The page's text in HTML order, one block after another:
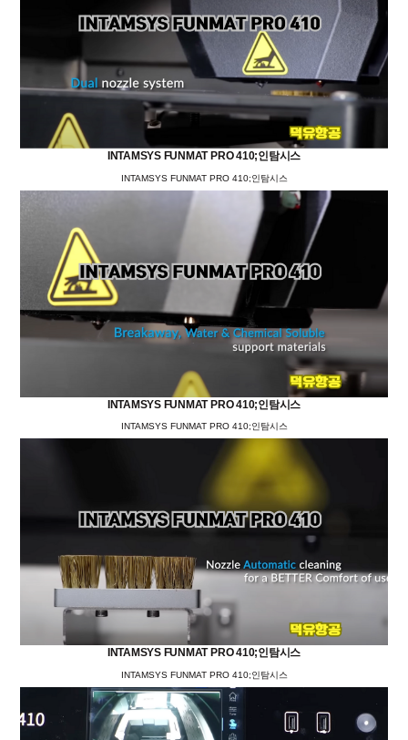
INTAMSYS FUNMAT PRO 410;인탐시스
INTAMSYS FUNMAT PRO 410;인탐시스
INTAMSYS FUNMAT PRO 410;인탐시스
INTAMSYS FUNMAT PRO 410;인탐시스
INTAMSYS FUNMAT PRO 410;인탐시스
INTAMSYS FUNMAT PRO 410;인탐시스